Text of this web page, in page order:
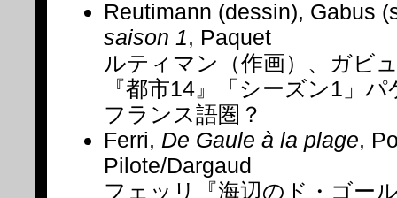
Reutimann (dessin), Gabus
saison 1, Paquet
ルティマン（作画）、ガビ
『都市14』「シーズン1」パ
フランス語圏？
Ferri, De Gaule à la plage,
Pilote/Dargaud
フェッリ『海辺のド・ゴー